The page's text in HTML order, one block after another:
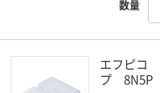
数量
エフピコ
プ 8N5P